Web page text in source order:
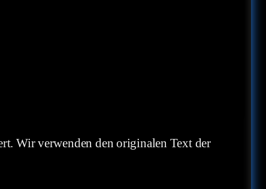
Wir verwenden den originalen Text der